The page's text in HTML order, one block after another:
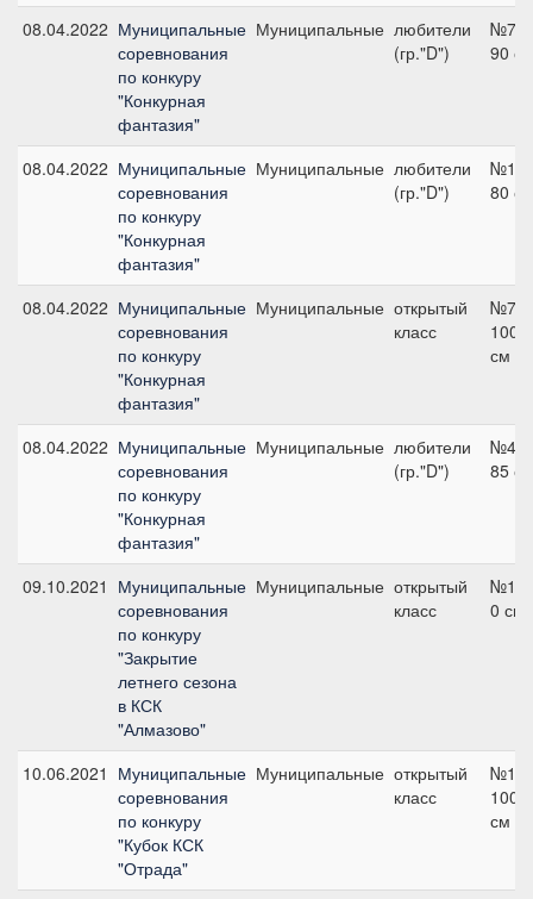
08.04.2022 Муниципальные
соревнования
по конкуру
"Конкурная
фантазия"
Муниципальные любители
(гр."D")
№7,
90 см
08.04.2022 Муниципальные
соревнования
по конкуру
"Конкурная
фантазия"
Муниципальные любители
(гр."D")
№1,
80 см
08.04.2022 Муниципальные
соревнования
по конкуру
"Конкурная
фантазия"
Муниципальные открытый
класс
№7,
100
см
08.04.2022 Муниципальные
соревнования
по конкуру
"Конкурная
фантазия"
Муниципальные любители
(гр."D")
№4,
85 см
09.10.2021 Муниципальные
соревнования
по конкуру
"Закрытие
летнего сезона
в КСК
"Алмазово"
Муниципальные открытый
класс
№1-
0 см
10.06.2021 Муниципальные
соревнования
по конкуру
"Кубок КСК
"Отрада"
Муниципальные открытый
класс
№11,
100
см